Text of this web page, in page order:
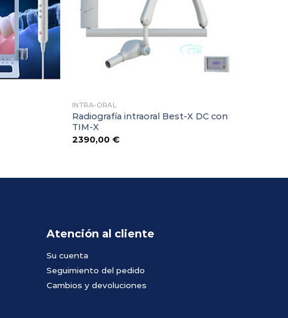
INTRA-ORAL
Radiografía intraoral Best-X DC con
TIM-X
2390,00 €
Atención al cliente
Su cuenta
Seguimiento del pedido
Cambios y devoluciones